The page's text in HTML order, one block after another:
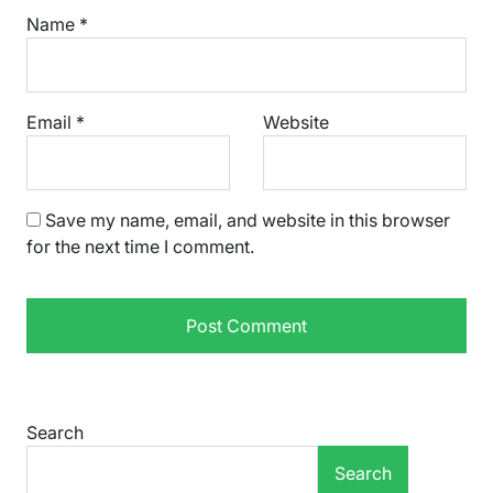
Name *
Email * Website
Save my name, email, and website in this browser
for the next time I comment.
Search
Search